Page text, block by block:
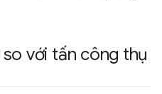
với tấn công thụ